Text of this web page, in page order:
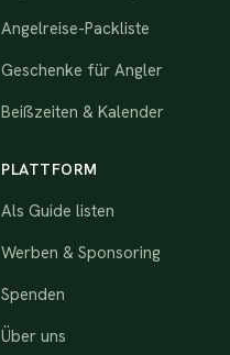
Angelreise-Packliste
Geschenke für Angler
Beißzeiten & Kalender
PLATTFORM
Als Guide listen
Werben & Sponsoring
Spenden
Über uns